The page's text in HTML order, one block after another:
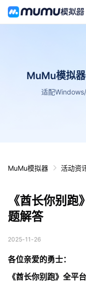
MuMu模拟器
适配
MuMu模拟器 活动资
《酋长你别跑
题解答
2025-11-26
各位亲爱的勇士：
《酋长你别跑》全平